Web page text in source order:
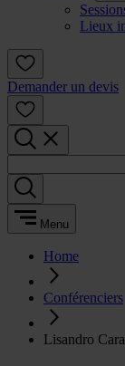
Lieux
Demander un devis
Menu
Home
Conférenciers
Lisandro